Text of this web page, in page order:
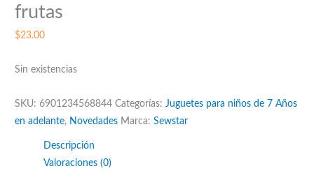
frutas
$23.00
Sin existencias
SKU:6901234568844 Categorías:Juguetes para niños de 7 Años
en adelante, Novedades Marca:Sewstar
Descripción
Valoraciones (0)